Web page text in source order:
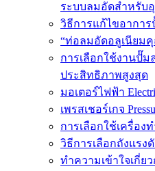
ระบบลมอัดสำหรับ
วิธีการแก้ไขอาการ
“ท่อลมอัดอลูเนียม
การเลือกใช้งานปั๊ม
ประสิทธิภาพสูงสุด
มอเตอร์ไฟฟ้า
เพรสเชอร์เกจ
การเลือกใช้เครื่อง
วิธีการเลือกถังแรง
ทำความเข้าใจเกี่ย